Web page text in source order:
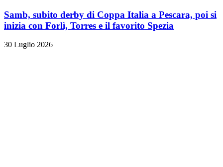
Samb, subito derby di Coppa Italia a Pescara, poi si
inizia con Forlì, Torres e il favorito Spezia
30 Luglio 2026